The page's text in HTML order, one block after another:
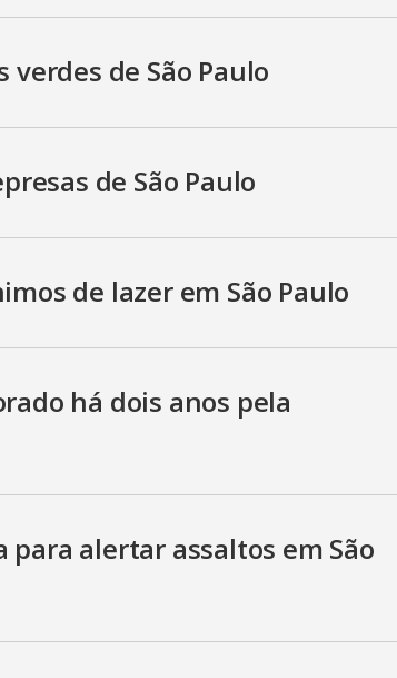
verdes de São Paulo
de São Paulo
de lazer em São Paulo
há dois anos pela
alertar assaltos em São